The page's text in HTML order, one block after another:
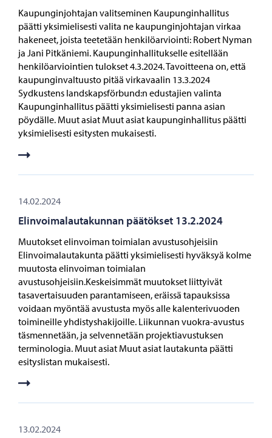
Kaupunginjohtajan valitseminen Kaupunginhallitus
päätti yksimielisesti valita ne kaupunginjohtajan virkaa
hakeneet, joista teetetään henkilöarviointi: Robert Nyman
ja Jani Pitkäniemi. Kaupunginhallitukselle esitellään
henkilöarviointien tulokset 4.3.2024. Tavoitteena on, että
kaupunginvaltuusto pitää virkavaalin 13.3.2024
Sydkustens landskapsförbund:n edustajien valinta
Kaupunginhallitus päätti yksimielisesti panna asian
pöydälle. Muut asiat Muut asiat kaupunginhallitus päätti
yksimielisesti esitysten mukaisesti.
14.02.2024
Elinvoimalautakunnan päätökset 13.2.2024
Muutokset elinvoiman toimialan avustusohjeisiin
Elinvoimalautakunta päätti yksimielisesti hyväksyä kolme
muutosta elinvoiman toimialan
avustusohjeisiin.Keskeisimmät muutokset liittyivät
tasavertaisuuden parantamiseen, eräissä tapauksissa
voidaan myöntää avustusta myös alle kalenterivuoden
toimineille yhdistyshakijoille. Liikunnan vuokra-avustus
täsmennetään, ja selvennetään projektiavustuksen
terminologia. Muut asiat Muut asiat lautakunta päätti
esityslistan mukaisesti.
13.02.2024